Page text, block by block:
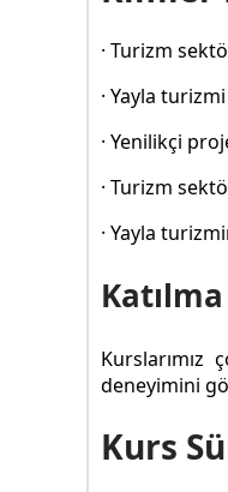
· Turizm
· Yayla
· Yenilikçi
· Turizm
· Yayla
deneyimini
Kurs